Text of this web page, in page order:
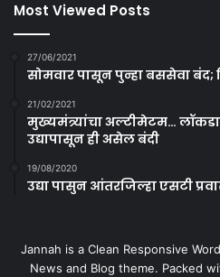
Most Viewed Posts
27/06/2021
सोमवार पासून पुन्हा बससेवा बंद;
21/02/2021
मुख्यमंत्र्यांचा अल्टीमेटम…
उद्यापासून ही असेल बंदी
19/08/2020
उद्या पासुन आंतरजिल्हा एसटी
Jannah is a Clean Responsive
News and Blog theme. Packed